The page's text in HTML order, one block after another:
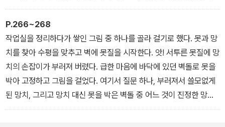
보지 못한다. 9와 3/4 정거장도 머글들에게는 보이지 않는다. 쉴드를
치고 숨은 요정들과 요정들을 보지 못하는 인간들이라는 설정은 켈트
신화의 공간 개념이다.
켈트족들은 두개골 숭배가 유난하다. 켈트인들은 사람의 머리를 복주
머니로 여겨 건강과 부, 행운 같은 것들을 가져온다고 믿었다. 전사들
이었던 고대 켈트인의 집에는 평생 전쟁에 나가 자신이 죽인 적들의
프랑스 작가이자 철학가 볼테르(본명 프랑수아 마리 아루에)는 우정
에서 개가 인간보다도 뛰어난데, 이런 개를 감정이 없다고 여기면서
생체해부 실험을 하는 것에 강하게 반대했다. 오늘날에도 과학과 의
학적 탐구라는 명목으로 동물 생체해부 실험은 계속되고 있다.
현대사회에서는 철학을 고리타분하고 한가롭고 배부른 소리를 하는
것처럼 취급하는 태도가 만연하다. 그러나 인간의 건강과 생명 연장
을 위해 동물 생체해부 실험이 여전히 계속되고 있는 것은, 현대사회
기’는 실상 대단히 정치적인 이야기이기도 하고, 역사적인 배경을 가
지고 있다고 말하는 것처럼 보인다. 실제로 원작을 쓴 빅토르 위고(1
802~85)는 당대 유명한 정치인이었고, 일생을 통해 프랑스 역사에
깊이 관여했다.
1802년 프랑스의 브장송에서 태어난 빅토르 위고는 나폴레옹 휘하
의 장군이었던 부친을 따라 열여섯 살까지 이탈리아와 스페인 등지에
서 살았다. 그는 일찍부터 정치활동을 시작했는데, 젊어서는 왕당파
였으나 후에는 공화당파로 열렬한 민주주의자가 되었다.
P.266~268
작업실을 정리하다가 쌓인 그림 중 하나를 골라 걸기로 했다. 못과 망
치를 찾아 수평을 맞추고 벽에 못질을 시작한다. 앗! 서투른 못질에 망
치의 손잡이가 부러져 버렸다. 급한 마음에 바닥에 있던 벽돌로 못을
박아 고정하고 그림을 걸었다. 여기서 질문 하나, 부러져서 쓸모없게
된 망치, 그리고 망치 대신 못을 박은 벽돌 중 어느 것이 진정한 망치
일까?